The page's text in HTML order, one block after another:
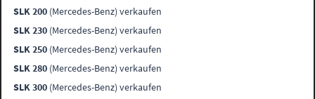
SLK 200 (Mercedes-Benz) verkaufen
SLK 230 (Mercedes-Benz) verkaufen
SLK 250 (Mercedes-Benz) verkaufen
SLK 280 (Mercedes-Benz) verkaufen
SLK 300 (Mercedes-Benz) verkaufen